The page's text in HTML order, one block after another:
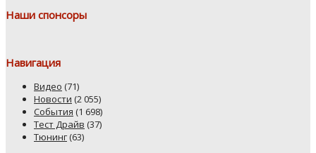
Наши спонсоры
Навигация
Видео (71)
Новости (2 055)
События (1 698)
Тест Драйв (37)
Тюнинг (63)